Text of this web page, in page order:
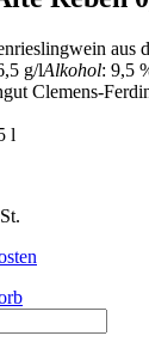
aus
g/lAlkohol: 9,5
Clemens-
l